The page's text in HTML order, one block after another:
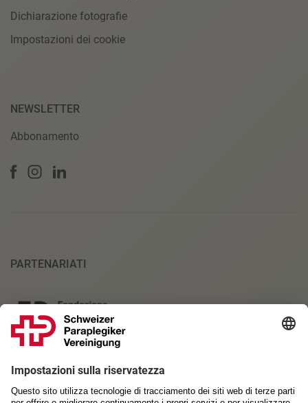
Dichiarazione fotografie
Impostazioni dei cookie
NEWSLETTER
Abbonamento
PARTENARIATI